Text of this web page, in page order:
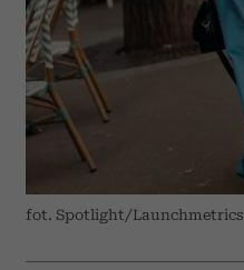
fot. Spotlight/Launchmetrics